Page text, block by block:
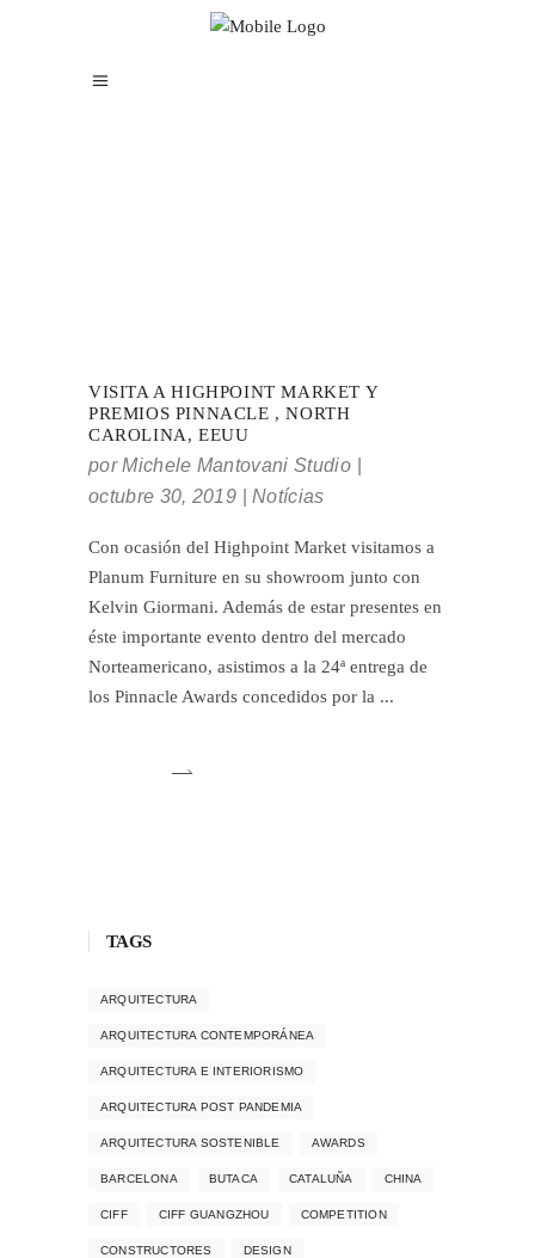
VISITA A HIGHPOINT MARKET Y
PREMIOS PINNACLE , NORTH
CAROLINA, EEUU
porMichele Mantovani Studio
octubre 30, 2019
Notícias
Con ocasión del Highpoint Market visitamos a
Planum Furniture en su showroom junto con
Kelvin Giormani. Además de estar presentes en
éste importante evento dentro del mercado
Norteamericano, asistimos a la 24ª entrega de
los Pinnacle Awards concedidos por la
TAGS
ARQUITECTURA
ARQUITECTURA CONTEMPORÁNEA
ARQUITECTURA E INTERIORISMO
ARQUITECTURA POST PANDEMIA
ARQUITECTURA SOSTENIBLE AWARDS
BARCELONA BUTACA CATALUÑA CHINA
CIFF CIFF GUANGZHOU COMPETITION
CONSTRUCTORES DESIGN